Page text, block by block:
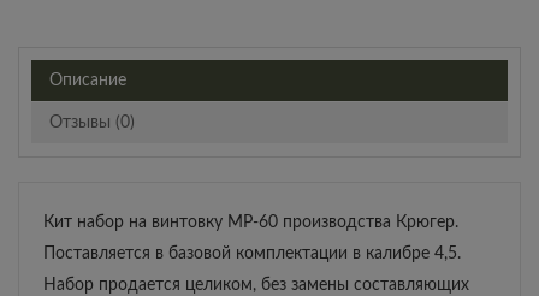
Описание
Отзывы (0)
Кит набор на винтовку МР-60 производства Крюгер.
Поставляется в базовой комплектации в калибре 4,5.
Набор продается целиком, без замены составляющих